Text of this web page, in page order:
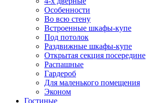
Особенности
Во всю стену
Встроенные шкафы-купе
Под потолок
Раздвижные шкафы-купе
Открытая секция посередине
Распашные
Гардероб
Для маленького помещения
Эконом
Гостиные